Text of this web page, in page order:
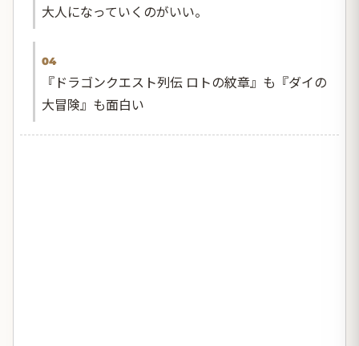
大人になっていくのがいい。
04
『ドラゴンクエスト列伝 ロトの紋章』も『ダイの
大冒険』も面白い